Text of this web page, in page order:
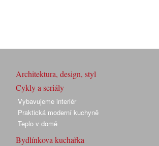
Architektura, design, styl
Cykly a seriály
Vybavujeme interiér
Praktická moderní kuchyně
Teplo v domě
Bydlínkova kuchařka